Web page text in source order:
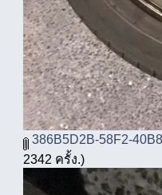
386B5D2B-58F2-
2342 ครั้ง.)